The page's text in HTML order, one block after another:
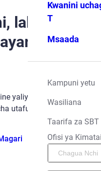
Kwanini
T
Msaada
Kampuni yetu
Wasiliana
Taarifa za SBT
Ofisi ya
lakini gari
yaliyopo kwa kutumia
utafutaji.